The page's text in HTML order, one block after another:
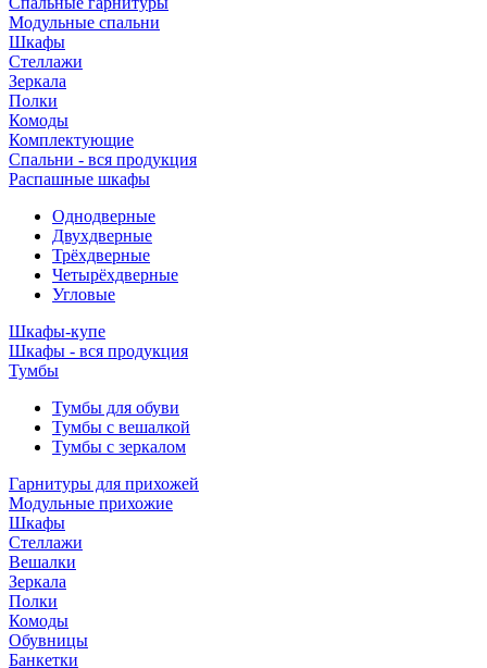
Модульные спальни
Шкафы
Стеллажи
Зеркала
Полки
Комоды
Комплектующие
Спальни - вся продукция
Распашные шкафы
Однодверные
Двухдверные
Трёхдверные
Четырёхдверные
Угловые
Шкафы-купе
Шкафы - вся продукция
Тумбы
Тумбы для обуви
Тумбы с вешалкой
Тумбы с зеркалом
Гарнитуры для прихожей
Модульные прихожие
Шкафы
Стеллажи
Вешалки
Зеркала
Полки
Комоды
Обувницы
Банкетки